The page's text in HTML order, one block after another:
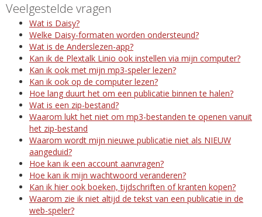
Veelgestelde vragen
Wat is Daisy?
Welke Daisy-formaten worden ondersteund?
Wat is de Anderslezen-app?
Kan ik de Plextalk Linio ook instellen via mijn computer?
Kan ik ook met mijn mp3-speler lezen?
Kan ik ook op de computer lezen?
Hoe lang duurt het om een publicatie binnen te halen?
Wat is een zip-bestand?
Waarom lukt het niet om mp3-bestanden te openen vanuit
het zip-bestand
Waarom wordt mijn nieuwe publicatie niet als NIEUW
aangeduid?
Hoe kan ik een account aanvragen?
Hoe kan ik mijn wachtwoord veranderen?
Kan ik hier ook boeken, tijdschriften of kranten kopen?
Waarom zie ik niet altijd de tekst van een publicatie in de
web-speler?